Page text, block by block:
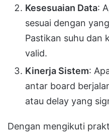
Kesesuaian Data:
sesuai dengan
Pastikan suhu dan
valid.
Kinerja Sistem:
antar board
atau delay yang
Dengan mengikuti